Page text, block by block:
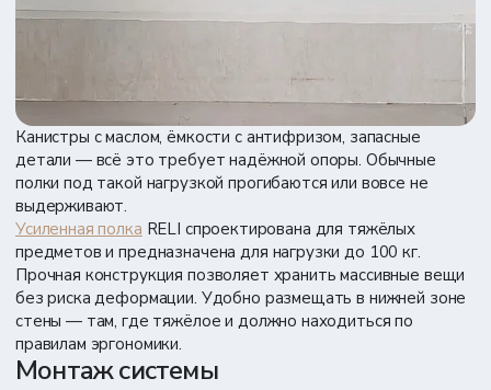
Канистры с маслом, ёмкости с антифризом, запасные
детали — всё это требует надёжной опоры. Обычные
полки под такой нагрузкой прогибаются или вовсе не
выдерживают.
Усиленная полка RELI спроектирована для тяжёлых
предметов и предназначена для нагрузки до 100 кг.
Прочная конструкция позволяет хранить массивные вещи
без риска деформации. Удобно размещать в нижней зоне
стены — там, где тяжёлое и должно находиться по
правилам эргономики.
Монтаж системы